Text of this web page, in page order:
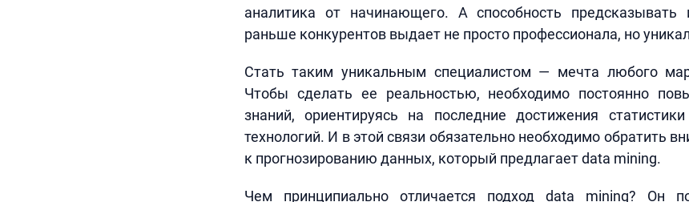
аналитика от начинающего. А способность предсказывать
раньше конкурентов выдает не просто профессионала, но
Стать таким уникальным специалистом — мечта любого
Чтобы сделать ее реальностью, необходимо постоянно
знаний, ориентируясь на последние достижения
технологий. И в этой связи обязательно необходимо обратить
к прогнозированию данных, который предлагает data mining.
Чем принципиально отличается подход data mining? Он